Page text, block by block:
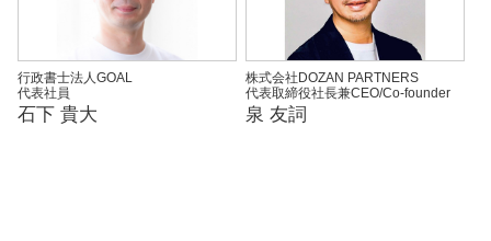
行政書士法人GOAL
代表社員
石下 貴大
株式会社DOZAN PARTNERS
代表取締役社長兼CEO/Co-founder
泉 友詞